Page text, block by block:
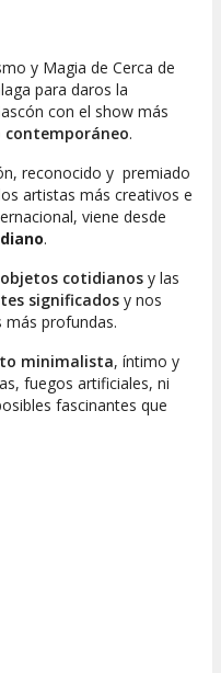
y Magia de Cerca de
para daros la
con el show más
contemporáneo.
reconocido y premiado
artistas más creativos e
viene desde
.
objetos cotidianos y las
significados y nos
profundas.
minimalista, íntimo y
fuegos artificiales, ni
fascinantes que
ninguna intención de
te emociones,
vivas el asombro desde